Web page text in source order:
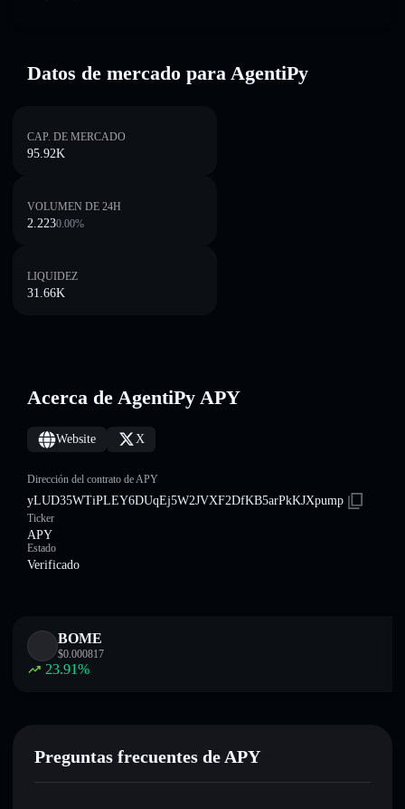
Datos de mercado para AgentiPy
CAP. DE MERCADO
95.92K
VOLUMEN DE 24H
2.2230.00%
LIQUIDEZ
31.66K
Acerca de AgentiPy APY
Website X
Dirección del contrato de APY
yLUD35WTiPLEY6DUqEj5W2JVXF2DfKB5arPkKJXpump
Ticker
APY
Estado
Verificado
BOME
$0.000817
23.91%
Preguntas frecuentes de APY